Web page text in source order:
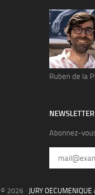
Ruben de la
NEWSLETTER
Abonnez-
© 2026 · JURY